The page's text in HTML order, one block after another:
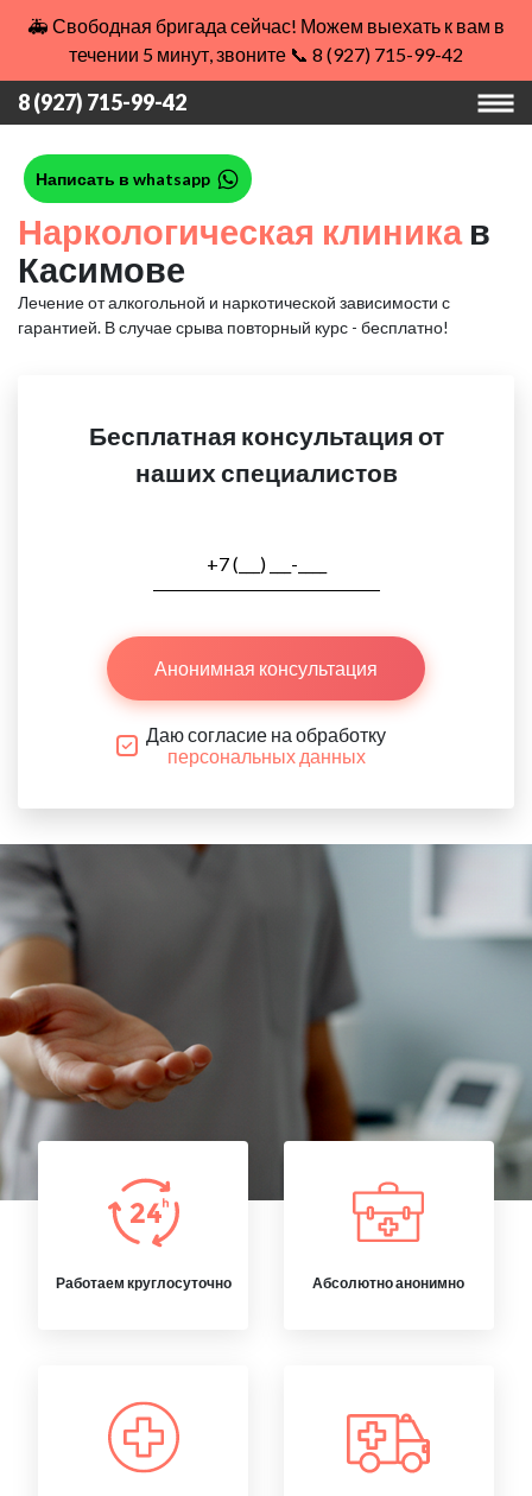
🚑 Свободная бригада сейчас! Можем выехать к вам в
течении 5 минут, звоните 📞 8 (927) 715-99-42
8 (927) 715-99-42
Написать в whatsapp
Наркологическая клиникав
Касимове
Лечение от алкогольной и наркотической зависимости с
гарантией. В случае срыва повторный курс - бесплатно!
Бесплатная консультация от
наших специалистов
Анонимная консультация
Даю согласие на обработку
персональных данных
Работаем круглосуточно Абсолютно анонимно